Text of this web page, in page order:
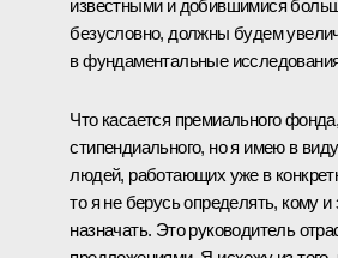
известными и добившимися
безусловно, должны будем
в фундаментальные
Что касается премиального
стипендиального, но я имею в
людей, работающих уже в
то я не берусь определять, кому и
назначать. Это руководитель